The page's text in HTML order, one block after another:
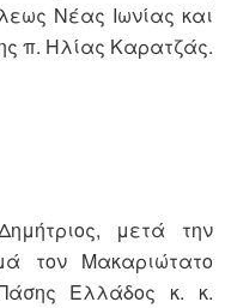
Νέας Ιωνίας και
π. Ηλίας Καρατζάς.
μετά την
τον Mακαριώτατο
Ελλάδος κ. κ.